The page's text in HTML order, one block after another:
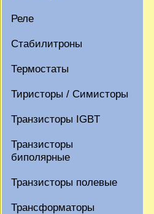
Реле
Стабилитроны
Термостаты
Тиристоры / Симисторы
Транзисторы IGBT
Транзисторы
биполярные
Транзисторы полевые
Трансформаторы